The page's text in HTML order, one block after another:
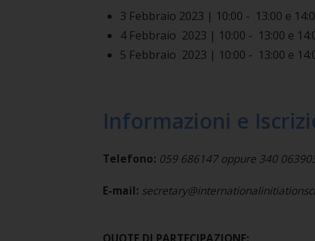
3 Febbraio 2023 | 10:00 - 13:00 e
4 Febbraio 2023 | 10:00 - 13:00 e
5 Febbraio 2023 | 10:00 - 13:00 e
Informazioni e
Telefono: 059 686147 oppure 340
E-mail: